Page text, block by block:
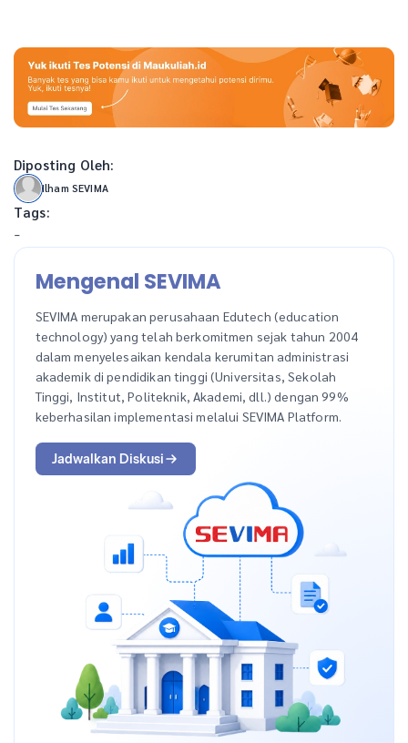
Diposting Oleh:
Ilham SEVIMA
Tags:
-
Mengenal SEVIMA
SEVIMA merupakan perusahaan Edutech (education
technology) yang telah berkomitmen sejak tahun 2004
dalam menyelesaikan kendala kerumitan administrasi
akademik di pendidikan tinggi (Universitas, Sekolah
Tinggi, Institut, Politeknik, Akademi, dll.) dengan 99%
keberhasilan implementasi melalui SEVIMA Platform.
Jadwalkan Diskusi